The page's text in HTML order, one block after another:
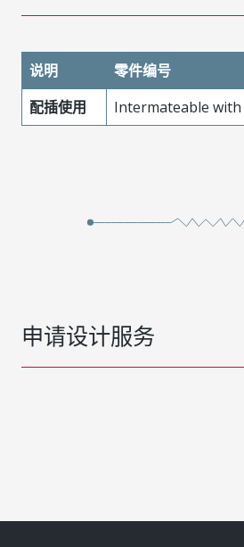
说明
零件编号
配插使用
Intermateable with
申请设计服务